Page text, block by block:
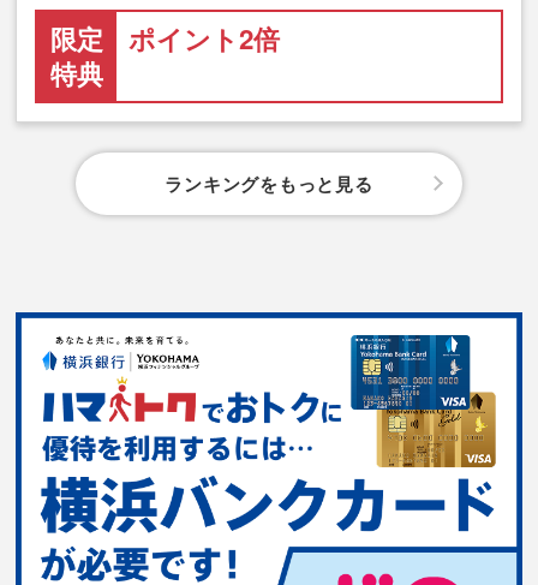
限定
特典
ポイント2倍
ランキングをもっと見る